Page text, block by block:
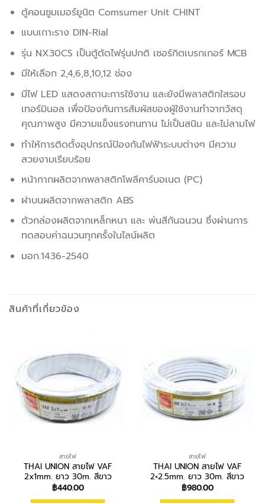
ตู้คอนซูมเมอร์ยูนิต Comsumer Unit CHINT
แบบเกาะราง DIN-Rial
รุ่น NX30CS เป็นตู้ตัดไฟรุ่นปกติ เซอร์กิตเบรกเกอร์ MCB
มีให้เลือก 2,4,6,8,10,12 ช่อง
มีไฟ LED แสดงสถานะการใช้งาน และยังมีพลาสติกใสรอบ
เทอร์มินอล เพื่อป้องกันการสัมผัสของผู้ใช้งานทำจากวัสดุ
คุณภาพสูง มีความแข็งแรงทนทาน ไม่เป็นสนิม และไม่ลามไฟ
ทำให้การติดตั้งอุปกรณ์ป้องกันไฟฟ้าระบบต่างๆ มีความ
สวยงามเรียบร้อย
หน้ากากผลิตจากพลาสติกโพลีคาร์บอเนต (PC)
ฝาบนผลิตจากพลาสติก ABS
ตัวกล่องผลิตจากเหล็กหนา และ พ่นสีกันฉนวน ซึ่งผ่านการ
ทดสอบค่าฉนวนทุกครั้งในไลน์ผลิต
มอก.1436-2540
สินค้าที่เกี่ยวข้อง
สายไฟ
THAI UNION สายไฟ VAF
2x1mm. ยาว 30m. สีขาว
฿440.00
สายไฟ
THAI UNION สายไฟ VAF
2×2.5mm. ยาว 30m. สีขาว
฿980.00